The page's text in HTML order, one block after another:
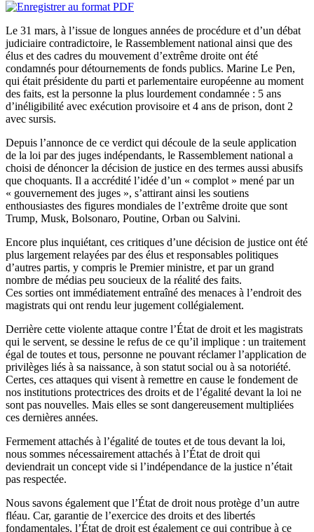
Le 31 mars, à l’issue de longues années de procédure et d’un débat
judiciaire contradictoire, le Rassemblement national ainsi que des
élus et des cadres du mouvement d’extrême droite ont été
condamnés pour détournements de fonds publics. Marine Le Pen,
qui était présidente du parti et parlementaire européenne au moment
des faits, est la personne la plus lourdement condamnée : 5 ans
d’inéligibilité avec exécution provisoire et 4 ans de prison, dont 2
avec sursis.
Depuis l’annonce de ce verdict qui découle de la seule application
de la loi par des juges indépendants, le Rassemblement national a
choisi de dénoncer la décision de justice en des termes aussi abusifs
que choquants. Il a accrédité l’idée d’un « complot » mené par un
« gouvernement des juges », s’attirant ainsi les soutiens
enthousiastes des figures mondiales de l’extrême droite que sont
Trump, Musk, Bolsonaro, Poutine, Orban ou Salvini.
Encore plus inquiétant, ces critiques d’une décision de justice ont été
plus largement relayées par des élus et responsables politiques
d’autres partis, y compris le Premier ministre, et par un grand
nombre de médias peu soucieux de la réalité des faits.
Ces sorties ont immédiatement entraîné des menaces à l’endroit des
magistrats qui ont rendu leur jugement collégialement.
Derrière cette violente attaque contre l’État de droit et les magistrats
qui le servent, se dessine le refus de ce qu’il implique : un traitement
égal de toutes et tous, personne ne pouvant réclamer l’application de
privilèges liés à sa naissance, à son statut social ou à sa notoriété.
Certes, ces attaques qui visent à remettre en cause le fondement de
nos institutions protectrices des droits et de l’égalité devant la loi ne
sont pas nouvelles. Mais elles se sont dangereusement multipliées
ces dernières années.
Fermement attachés à l’égalité de toutes et de tous devant la loi,
nous sommes nécessairement attachés à l’État de droit qui
deviendrait un concept vide si l’indépendance de la justice n’était
pas respectée.
Nous savons également que l’État de droit nous protège d’un autre
fléau. Car, garantie de l’exercice des droits et des libertés
fondamentales, l’État de droit est également ce qui contribue à ce